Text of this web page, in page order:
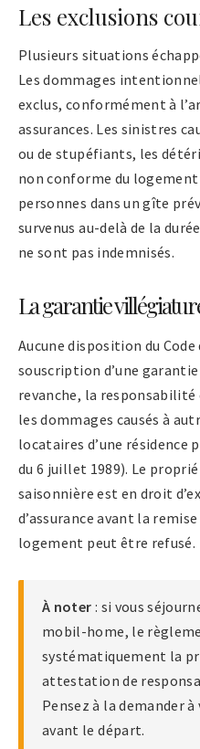
Les exclusions
Plusieurs situations
Les dommages
exclus, conformément à
assurances. Les sinistres
ou de stupéfiants, les
non conforme du
personnes dans un gîte
survenus au-delà de la
ne sont pas indemnisés.
La garantie
Aucune disposition du Code
souscription d’une
revanche, la responsabilité
les dommages causés à
locataires d’une
du 6 juillet 1989). Le
saisonnière est en droit
d’assurance avant la
logement peut être refusé.
À noter : si vous
mobil-home, le
systématiquement la
attestation de
Pensez à la demander
avant le départ.